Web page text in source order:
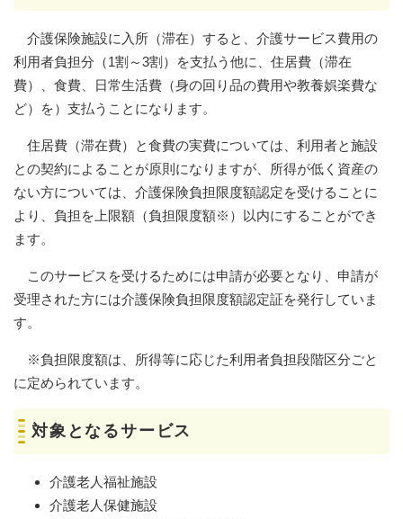
介護保険施設に入所（滞在）すると、介護サービス費用の
利用者負担分（1割～3割）を支払う他に、住居費（滞在
費）、食費、日常生活費（身の回り品の費用や教養娯楽費な
ど）を）支払うことになります。
住居費（滞在費）と食費の実費については、利用者と施設
との契約によることが原則になりますが、所得が低く資産の
ない方については、介護保険負担限度額認定を受けることに
より、負担を上限額（負担限度額※）以内にすることができ
ます。
このサービスを受けるためには申請が必要となり、申請が
受理された方には介護保険負担限度額認定証を発行していま
す。
※負担限度額は、所得等に応じた利用者負担段階区分ごと
に定められています。
対象となるサービス
介護老人福祉施設
介護老人保健施設